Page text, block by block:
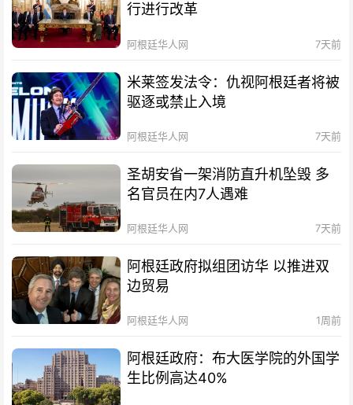
行进行改革
阿根廷华人网 7天前
米莱签发法令：仇视阿根廷者将被
驱逐或禁止入境
阿根廷华人网 7天前
圣胡安省一架消防直升机坠毁 多
名官员在内7人遇难
阿根廷华人网 7天前
阿根廷政府拟组团访华 以推进双
边贸易
阿根廷华人网 1周前
阿根廷政府：布大医学院的外国学
生比例高达40%